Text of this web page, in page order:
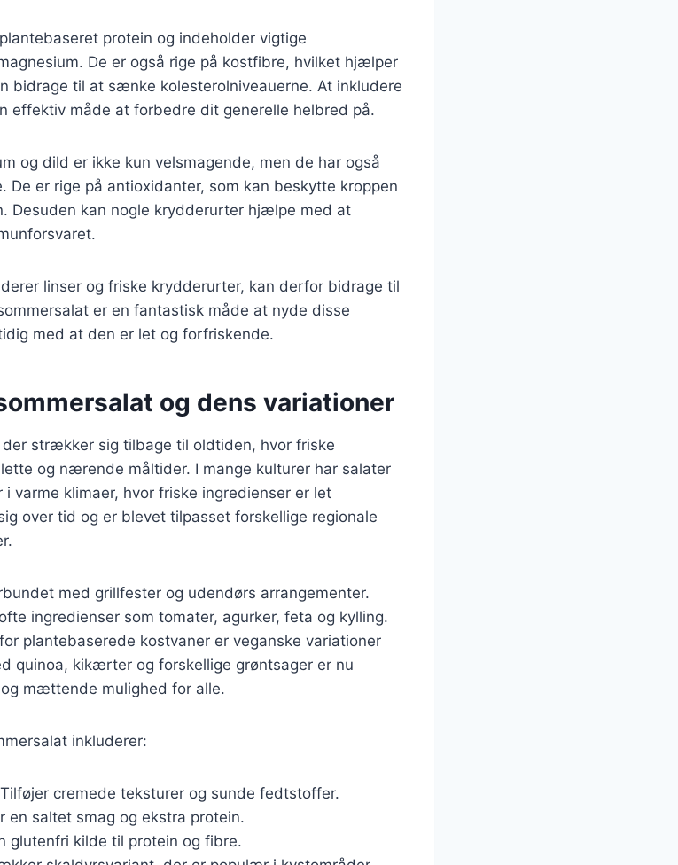
protein og indeholder vigtige
De er også rige på kostfibre, hvilket hjælper
bidrage til at sænke kolesterolniveauerne. At inkludere
effektiv måde at forbedre dit generelle helbred på.
og dild er ikke kun velsmagende, men de har også
er rige på antioxidanter, som kan beskytte kroppen
Desuden kan nogle krydderurter hjælpe med at
linser og friske krydderurter, kan derfor bidrage til
er en fantastisk måde at nyde disse
med at den er let og forfriskende.
og dens variationer
strækker sig tilbage til oldtiden, hvor friske
og nærende måltider. I mange kulturer har salater
klimaer, hvor friske ingredienser er let
over tid og er blevet tilpasset forskellige regionale
med grillfester og udendørs arrangementer.
ingredienser som tomater, agurker, feta og kylling.
plantebaserede kostvaner er veganske variationer
quinoa, kikærter og forskellige grøntsager er nu
mættende mulighed for alle.
inkluderer:
cremede teksturer og sunde fedtstoffer.
en saltet smag og ekstra protein.
glutenfri kilde til protein og fibre.